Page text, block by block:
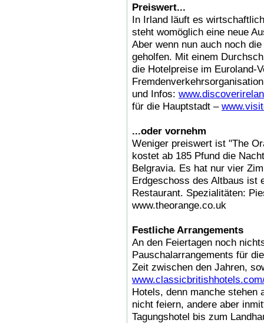
Preiswert...
In Irland läuft es
steht womöglich eine neue
Aber wenn nun auch noch
geholfen. Mit einem
die Hotelpreise im Euroland-
und Infos:
für die Hauptstadt –
...oder vornehm
Weniger preiswert ist "The
kostet ab 185 Pfund die
Belgravia. Es hat nur vier
Erdgeschoss des Altbaus ist
Restaurant. Spezialitäten:
www.theorange.co.uk
Festliche Arrangements
An den Feiertagen noch
Pauschalarrangements für
Zeit zwischen den Jahren,
Hotels, denn manche stehen
nicht feiern, andere aber
Tagungshotel bis zum